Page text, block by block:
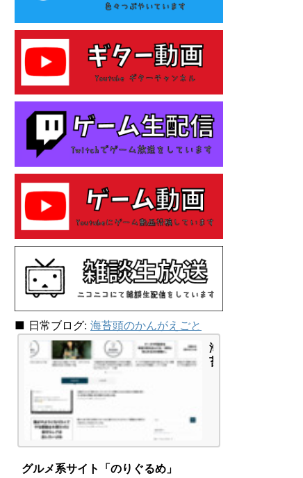
e
断
テ
ス
ト
を
し
ら
「主
N
F
-
A」
タ
|
■ 日常ブログ: 海苔頭のかんがえごと
海
苔
え
グルメ系サイト「のりぐるめ」